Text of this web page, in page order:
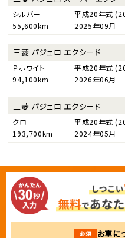
シルバー 平成20年式
55,600km
2025年09月
三菱 パジェロ エクシード
Ｐホワイト 平成20年式
94,100km
2026年06月
三菱 パジェロ エクシード
クロ 平成20年式
193,700km
2024年05月
必須
お車に